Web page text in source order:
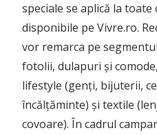
speciale se aplică la
disponibile pe Vivre.ro.
vor remarca pe
fotolii, dulapuri și
lifestyle (genți, bijuterii,
încălțăminte) și textile
covoare). În cadrul